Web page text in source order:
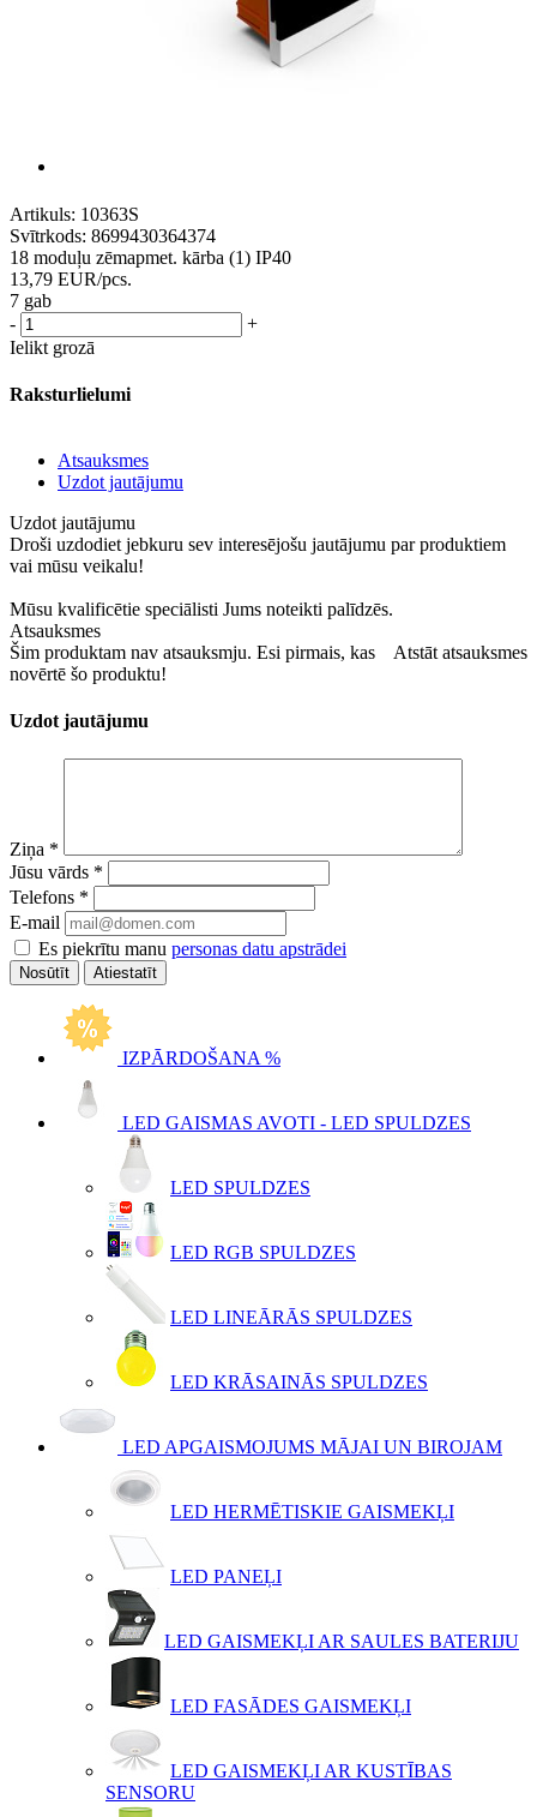
Artikuls: 10363S
Svītrkods: 8699430364374
18 moduļu zēmapmet. kārba (1) IP40
13,79 EUR/pcs.
7 gab
-
+
Ielikt grozā
Raksturlielumi
Atsauksmes
Uzdot jautājumu
Uzdot jautājumu
Droši uzdodiet jebkuru sev interesējošu jautājumu par produktiem
vai mūsu veikalu!
Mūsu kvalificētie speciālisti Jums noteikti palīdzēs.
Atsauksmes
Atstāt atsauksmes
Šim produktam nav atsauksmju. Esi pirmais, kas
novērtē šo produktu!
Uzdot jautājumu
Ziņa *
Jūsu vārds *
Telefons *
E-mail
Es piekrītu manu personas datu apstrādei
Atiestatīt
IZPĀRDOŠANA %
LED GAISMAS AVOTI - LED SPULDZES
LED SPULDZES
LED RGB SPULDZES
LED LINEĀRĀS SPULDZES
LED KRĀSAINĀS SPULDZES
LED APGAISMOJUMS MĀJAI UN BIROJAM
LED HERMĒTISKIE GAISMEKĻI
LED PANEĻI
LED GAISMEKĻI AR SAULES BATERIJU
LED FASĀDES GAISMEKĻI
LED GAISMEKĻI AR KUSTĪBAS
SENSORU